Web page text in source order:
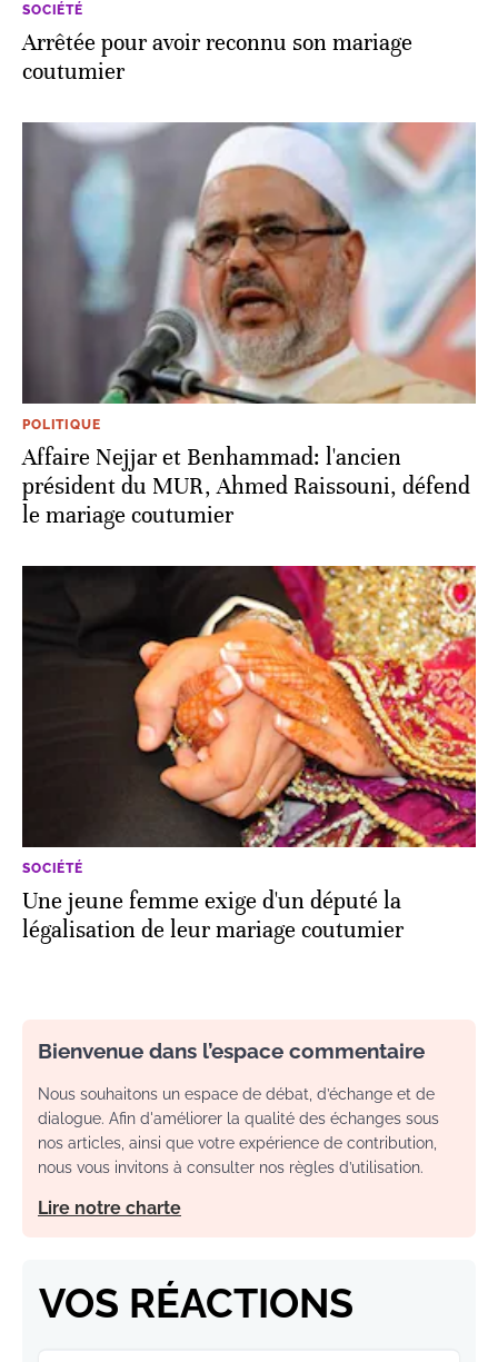
SOCIÉTÉ
Arrêtée pour avoir reconnu son mariage
coutumier
POLITIQUE
Affaire Nejjar et Benhammad: l'ancien
président du MUR, Ahmed Raissouni, défend
le mariage coutumier
SOCIÉTÉ
Une jeune femme exige d'un député la
légalisation de leur mariage coutumier
Bienvenue dans l’espace commentaire
Nous souhaitons un espace de débat, d’échange et de
dialogue. Afin d'améliorer la qualité des échanges sous
nos articles, ainsi que votre expérience de contribution,
nous vous invitons à consulter nos règles d’utilisation.
Lire notre charte
VOS RÉACTIONS